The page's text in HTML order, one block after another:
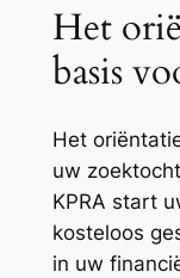
Het
basis
Het
uw
KPRA start
kosteloos
in uw